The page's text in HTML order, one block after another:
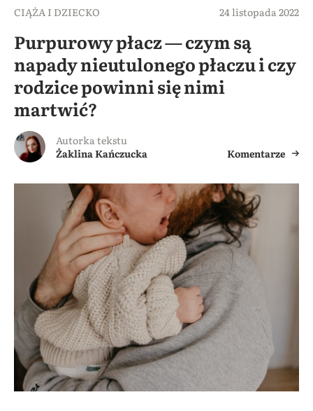
CIĄŻA I DZIECKO 24 listopada 2022
Purpurowy płacz — czym są
napady nieutulonego płaczu i czy
rodzice powinni się nimi
martwić?
Autorka tekstu
Żaklina Kańczucka
Komentarze